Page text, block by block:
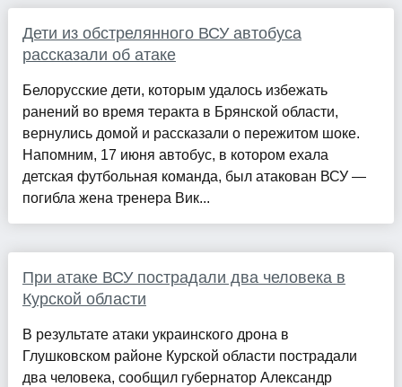
Дети из обстрелянного ВСУ автобуса
рассказали об атаке
Белорусские дети, которым удалось избежать
ранений во время теракта в Брянской области,
вернулись домой и рассказали о пережитом шоке.
Напомним, 17 июня автобус, в котором ехала
детская футбольная команда, был атакован ВСУ —
погибла жена тренера Вик...
При атаке ВСУ пострадали два человека в
Курской области
В результате атаки украинского дрона в
Глушковском районе Курской области пострадали
два человека, сообщил губернатор Александр